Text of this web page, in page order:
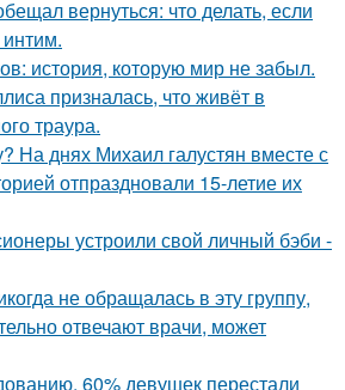
вернуться: что делать, если
история, которую мир не забыл.
призналась, что живёт в
траура.
На днях Михаил галустян вместе с
отпраздновали 15-летие их
устроили свой личный бэби -
не обращалась в эту группу,
отвечают врачи, может
60% девушек перестали